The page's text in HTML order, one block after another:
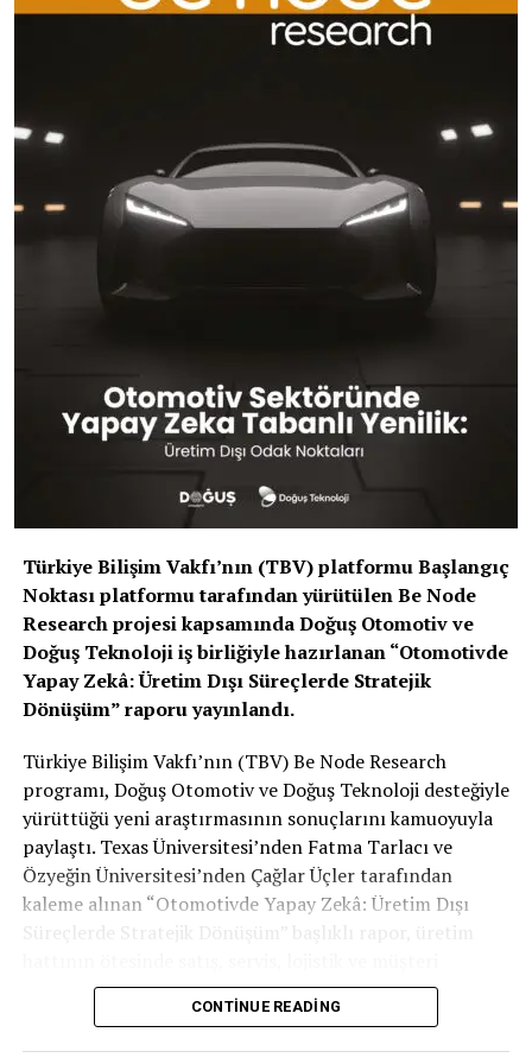
Otomobil tarihine yön veren birçok donanım (hava
yastığı, ABS, sesli komut) gibi ısıtmalı emniyet kemeri de
ilk olarak “en üst segment” olan S-Class ile yollara
çıkıyor. Ancak mobilite trendleri, bu tarz konfor odaklı
çözümlerin çok kısa süredeC-SUVve hattaB segmenti
bu hamlesi, otonom sürüşe
yaklaştığımız bu dönemde
“araç içini bir yaşam alanı”
olarak kurgulama
stratejisinin en taze
halkası.
Teknik Detaylar
Isınma Süresi:Sistem, aktif edildikten sonra
yaklaşık 2 dakika içinde ideal sıcaklığa ulaşıyor.
Kontrol:MBUX (Mercedes-Benz User
Experience) üzerinden koltuk ısıtmasıyla
senkronize veya bağımsız olarak ayarlanabiliyor.
Dayanıklılık:Isıtma telleri, kemerin esnekliğini
ve kaza anındaki mukavemetini etkilemeyecek
Sizce ısıtmalı emniyet kemeri bir “lüks aksesuar” mı
Türkiye Bilişim Vakfı’nın (TBV) platformu Başlangıç
Noktası platformu tarafından yürütülen Be Node
Research projesi kapsamında Doğuş Otomotiv ve
Doğuş Teknoloji iş birliğiyle hazırlanan “Otomotivde
Yapay Zekâ: Üretim Dışı Süreçlerde Stratejik
Dönüşüm” raporu yayınlandı.
Türkiye Bilişim Vakfı’nın (TBV) Be Node Research
programı, Doğuş Otomotiv ve Doğuş Teknoloji desteğiyle
yürüttüğü yeni araştırmasının sonuçlarını kamuoyuyla
paylaştı. Texas Üniversitesi’nden Fatma Tarlacı ve
Özyeğin Üniversitesi’nden Çağlar Üçler tarafından
kaleme alınan “Otomotivde Yapay Zekâ: Üretim Dışı
Süreçlerde Stratejik Dönüşüm” başlıklı rapor, üretim
deneyimi gibi süreçlerde yapay zekânın yarattığı
dönüşümü inceliyor.CONTINUE READING